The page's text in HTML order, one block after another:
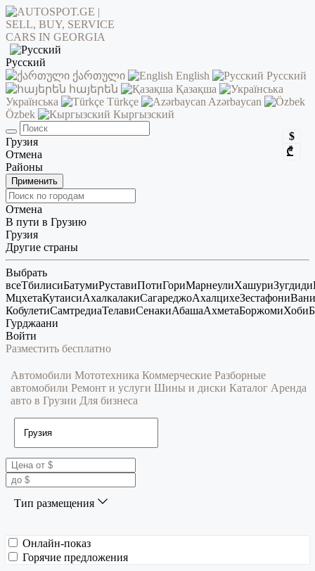
Русский
ქართული
English
Русский
հայերեն
Қазақша
Українська
Türkçe
Azərbaycan
Özbek
Кыргызский
$
₾
Грузия
Отмена
Районы
Применить
Отмена
В пути в Грузию
Грузия
Другие страны
Выбрать
всеТбилисиБатумиРуставиПотиГориМарнеулиХашуриЗугдиди
МцхетаКутаисиАхалкалакиСагареджоАхалцихеЗестафониВани
КобулетиСамтредиаТелавиСенакиАбашаАхметаБоржомиХоби
Гурджаани
Войти
Разместить бесплатно
Автомобили Мототехника Коммерческие Разборные
автомобили Ремонт и услуги Шины и диски Каталог Аренда
авто в Грузии Для бизнеса
Тип размещения
Онлайн-показ
Горячие предложения